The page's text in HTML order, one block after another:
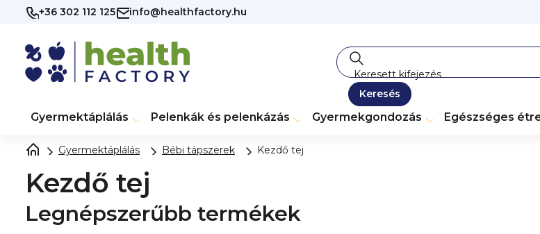
Ugrás
tartalomhoz
+36 302 112 125 info@healthfactory.hu
Keresés
Gyermektáplálás Pelenkák és pelenkázás Gyermekgondozás Egészséges
Gyermektáplálás Bébi tápszerek Kezdő tej
Kezdő tej
Legnépszerűbb termékek